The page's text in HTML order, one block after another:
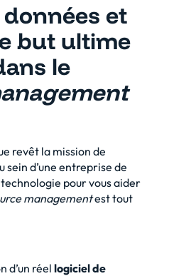
et
but ultime
le
revêt la mission de
sein d’une entreprise de
pour vous aider
managementest tout
d’un réel logiciel de